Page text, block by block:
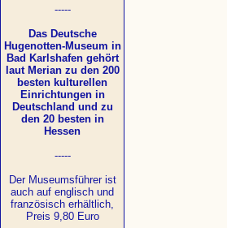
-----
Das Deutsche
Hugenotten-Museum in
Bad Karlshafen gehört
laut Merian zu den 200
besten kulturellen
Einrichtungen in
Deutschland und zu
den 20 besten in
Hessen
-----
Der Museumsführer ist
auch auf englisch und
französisch erhältlich,
Preis 9,80 Euro